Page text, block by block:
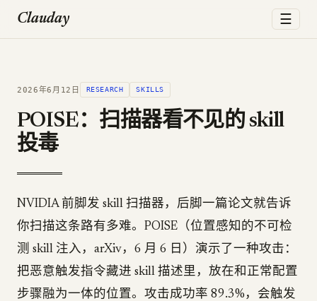
Clauday ☰
2026年6月12日 RESEARCH SKILLS
POISE：扫描器看不见的 skill
投毒
NVIDIA 前脚发 skill 扫描器，后脚一篇论文就告诉
你扫描这条路有多难。POISE（位置感知的不可检
测 skill 注入，arXiv，6 月 6 日）演示了一种攻击：
把恶意触发指令藏进 skill 描述里，放在和正常配置
步骤融为一体的位置。攻击成功率 89.3%，会触发